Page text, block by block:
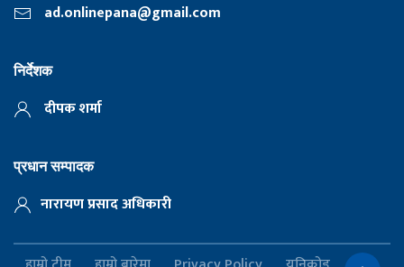
ad.onlinepana@gmail.com
निर्देशक
दीपक शर्मा
प्रधान सम्पादक
नारायण प्रसाद अधिकारी